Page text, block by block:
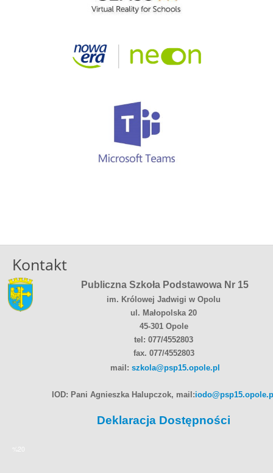
Kontakt
Publiczna Szkoła Podstawowa Nr 15
im. Królowej Jadwigi w Opolu
ul. Małopolska 20
45-301 Opole
tel: 077/4552803
fax. 077/4552803
mail: szkola@psp15.opole.pl
IOD: Pani Agnieszka Halupczok, mail:
Deklaracja Dostępności
%20